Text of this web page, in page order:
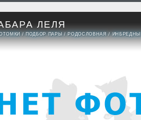
ЛЕЛЯ
/ПОДБОР ПАРЫ /РОДОСЛОВНАЯ /